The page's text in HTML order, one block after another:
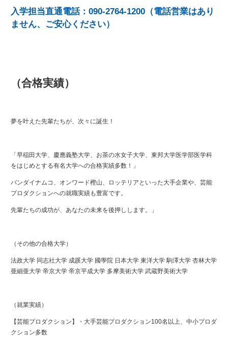
入学担当直通電話：090-2764-1200（電話営業はあり
ません、ご安心ください）
（合格実績）
夢を叶えた先輩たちが、次々に誕生！
「早稲田大学、慶應義塾大学、お茶の水女子大学、東邦大学医学部医学科
をはじめとする有名大学への合格実績多数！」
バンダイナムコ、オンワード樫山、ロッテリアといった大手企業や、芸能
プロダクションへの就職実績も豊富です。
先輩たちの成功が、あなたの未来を後押しします。」
（その他の合格大学）
法政大学 同志社大学 成蹊大学 國學院 日本大学 東洋大学 駒澤大学 杏林大学
亜細亜大学 帝京大学 帝京平成大学 多摩美術大学 武蔵野美術大学
（就業実績）
【芸能プロダクション】・大手芸能プロダクション100名以上、中小プロダ
クション多数